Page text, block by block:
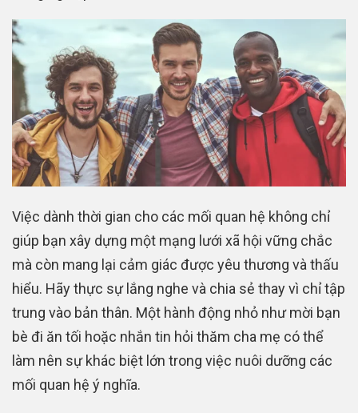
Việc dành thời gian cho các mối quan hệ không chỉ
giúp bạn xây dựng một mạng lưới xã hội vững chắc
mà còn mang lại cảm giác được yêu thương và thấu
hiểu. Hãy thực sự lắng nghe và chia sẻ thay vì chỉ tập
trung vào bản thân. Một hành động nhỏ như mời bạn
bè đi ăn tối hoặc nhắn tin hỏi thăm cha mẹ có thể
làm nên sự khác biệt lớn trong việc nuôi dưỡng các
mối quan hệ ý nghĩa.